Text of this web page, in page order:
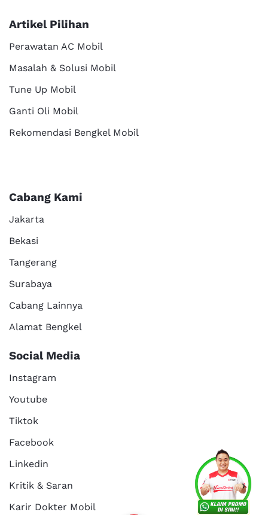
Services About Us
Kritik dan Reservasi Career
Artikel Pilihan
Perawatan AC Mobil
Masalah & Solusi Mobil
Tune Up Mobil
Ganti Oli Mobil
Rekomendasi Bengkel Mobil
Cabang Kami
Jakarta
Bekasi
Tangerang
Surabaya
Cabang Lainnya
Alamat Bengkel
Social Media
Instagram
Youtube
Tiktok
Facebook
Linkedin
Kritik & Saran
Karir Dokter Mobil